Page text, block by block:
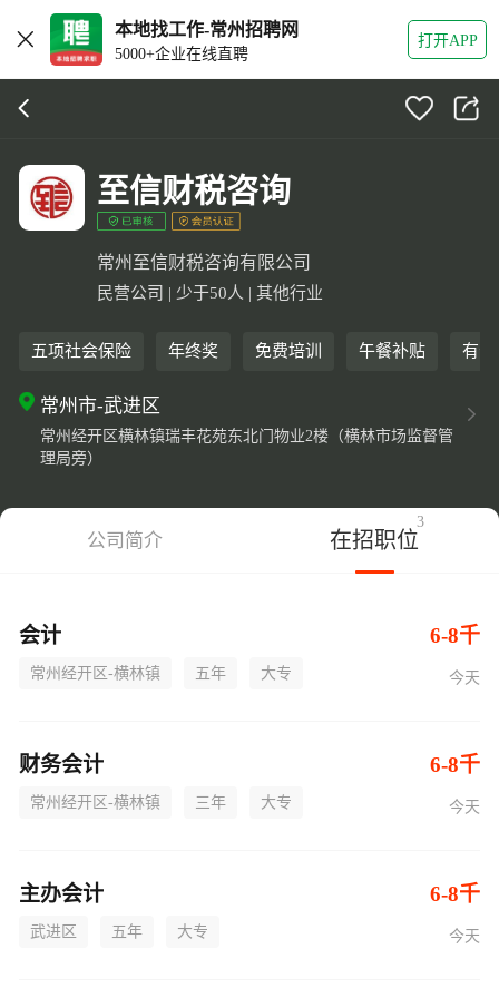
本地找工作-常州招聘网
5000+企业在线直聘
打开APP
至信财税咨询
常州至信财税咨询有限公司
民营公司 | 少于50人 | 其他行业
五项社会保险 年终奖 免费培训 午餐补贴 有晋
常州市-武进区
常州经开区横林镇瑞丰花苑东北门物业2楼（横林市场监督管
理局旁）
公司简介 在招职位
3
会计 6-8千
常州经开区-横林镇 五年 大专 今天
财务会计 6-8千
常州经开区-横林镇 三年 大专 今天
主办会计 6-8千
武进区 五年 大专 今天